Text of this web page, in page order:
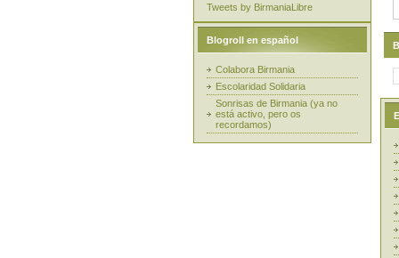
Tweets by BirmaniaLibre
Blogroll en español
Colabora Birmania
Escolaridad Solidaria
Sonrisas de Birmania (ya no
está activo, pero os
recordamos)